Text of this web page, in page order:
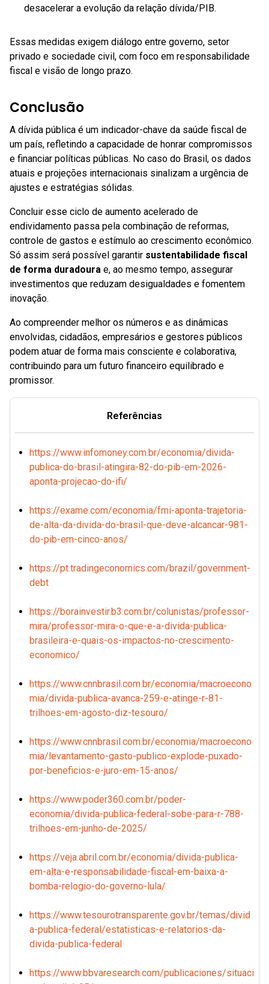
desacelerar a evolução da relação dívida/PIB.
Essas medidas exigem diálogo entre governo, setor
privado e sociedade civil, com foco em responsabilidade
fiscal e visão de longo prazo.
Conclusão
A dívida pública é um indicador-chave da saúde fiscal de
um país, refletindo a capacidade de honrar compromissos
e financiar políticas públicas. No caso do Brasil, os dados
atuais e projeções internacionais sinalizam a urgência de
ajustes e estratégias sólidas.
Concluir esse ciclo de aumento acelerado de
endividamento passa pela combinação de reformas,
controle de gastos e estímulo ao crescimento econômico.
Só assim será possível garantir sustentabilidade fiscal
de forma duradoura e, ao mesmo tempo, assegurar
investimentos que reduzam desigualdades e fomentem
inovação.
Ao compreender melhor os números e as dinâmicas
envolvidas, cidadãos, empresários e gestores públicos
podem atuar de forma mais consciente e colaborativa,
contribuindo para um futuro financeiro equilibrado e
promissor.
Referências
https://www.infomoney.com.br/economia/divida-
publica-do-brasil-atingira-82-do-pib-em-2026-
aponta-projecao-do-ifi/
https://exame.com/economia/fmi-aponta-trajetoria-
de-alta-da-divida-do-brasil-que-deve-alcancar-981-
do-pib-em-cinco-anos/
https://pt.tradingeconomics.com/brazil/government-
debt
https://borainvestir.b3.com.br/colunistas/professor-
mira/professor-mira-o-que-e-a-divida-publica-
brasileira-e-quais-os-impactos-no-crescimento-
economico/
https://www.cnnbrasil.com.br/economia/macroecono
mia/divida-publica-avanca-259-e-atinge-r-81-
trilhoes-em-agosto-diz-tesouro/
https://www.cnnbrasil.com.br/economia/macroecono
mia/levantamento-gasto-publico-explode-puxado-
por-beneficios-e-juro-em-15-anos/
https://www.poder360.com.br/poder-
economia/divida-publica-federal-sobe-para-r-788-
trilhoes-em-junho-de-2025/
https://veja.abril.com.br/economia/divida-publica-
em-alta-e-responsabilidade-fiscal-em-baixa-a-
bomba-relogio-do-governo-lula/
https://www.tesourotransparente.gov.br/temas/divid
a-publica-federal/estatisticas-e-relatorios-da-
divida-publica-federal
https://www.bbvaresearch.com/publicaciones/situaci